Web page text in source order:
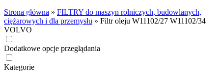
Strona główna » FILTRY do maszyn rolniczych, budowlanych,
ciężarowych i dla przemysłu » Filtr oleju W11102/27 W11102/34
VOLVO
Dodatkowe opcje przeglądania
Kategorie